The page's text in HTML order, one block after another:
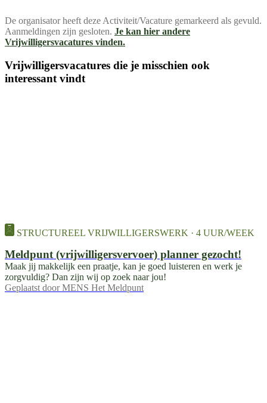
De organisator heeft deze Activiteit/Vacature gemarkeerd als gevuld.
Aanmeldingen zijn gesloten. Je kan hier andere
Vrijwilligersvacatures vinden.
Vrijwilligersvacatures die je misschien ook
interessant vindt
STRUCTUREEL VRIJWILLIGERSWERK · 4 UUR/WEEK
Meldpunt (vrijwilligersvervoer) planner gezocht!
Maak jij makkelijk een praatje, kan je goed luisteren en werk je
zorgvuldig? Dan zijn wij op zoek naar jou!
Geplaatst door MENS Het Meldpunt